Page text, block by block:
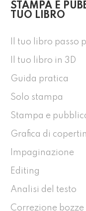
STAMPA E
TUO LIBRO
Il tuo libro passo
Il tuo libro in 3D
Guida pratica
Solo stampa
Stampa e
Grafica di
Impaginazione
Editing
Analisi del testo
Correzione bozze